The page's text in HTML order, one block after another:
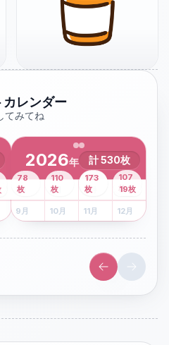
レンダー
てみてね
2026年 計530枚
1月 2月 3月
43
枚
4月
107
枚
5 月
78
枚
6月
110
枚
7月
173
枚
8月
19枚
9 月 10月 11月 12月